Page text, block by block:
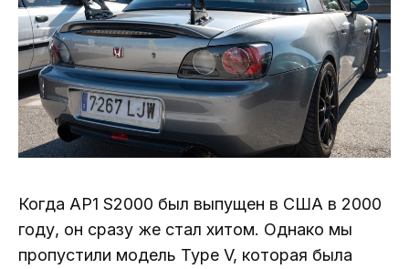
Когда AP1 S2000 был выпущен в США в 2000
году, он сразу же стал хитом. Однако мы
пропустили модель Type V, которая была